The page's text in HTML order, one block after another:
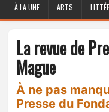
À LA UNE ARTS
La revue de
Mague
À ne pas
Presse du